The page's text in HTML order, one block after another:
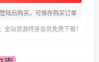
陆后购买，可保存购买订单
站资源终身会员免费下载！